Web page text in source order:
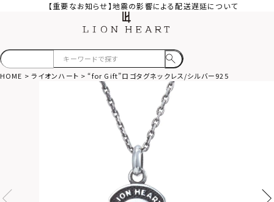
【重要なお知らせ】地震の影響による配送遅延について
HOME ライオンハート “for Gift”ロゴタグネックレス/シルバー925